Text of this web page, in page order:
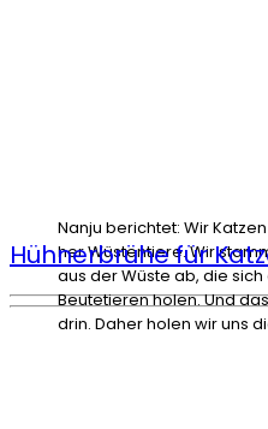
Nanju berichtet: Wir
her Wüstentiere. Wir
aus der Wüste ab, die
Beutetieren holen. Und
drin. Daher holen wir uns
Hühnerbrühe für